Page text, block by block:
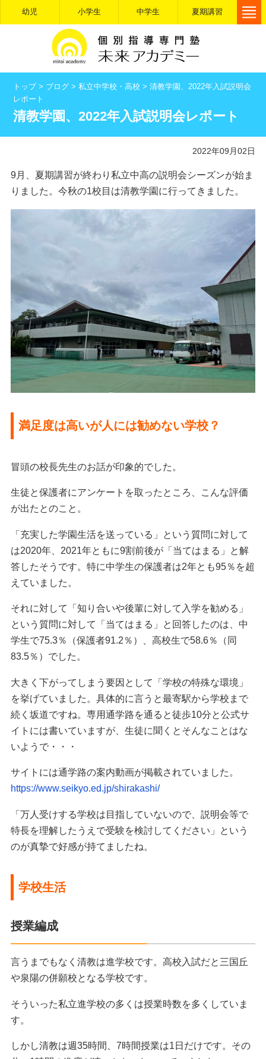
幼児 小学生 中学生 夏期講習
トップ> ブログ >私立中学校・高校 >清教学園、2022年入試説明会
レポート
清教学園、2022年入試説明会レポート
2022年09月02日
9月、夏期講習が終わり私立中高の説明会シーズンが始ま
りました。今秋の1校目は清教学園に行ってきました。
満足度は高いが人には勧めない学校？
冒頭の校長先生のお話が印象的でした。
生徒と保護者にアンケートを取ったところ、こんな評価
が出たとのこと。
「充実した学園生活を送っている」という質問に対して
は2020年、2021年ともに9割前後が「当てはまる」と解
答したそうです。特に中学生の保護者は2年とも95％を超
えていました。
それに対して「知り合いや後輩に対して入学を勧める」
という質問に対して「当てはまる」と回答したのは、中
学生で75.3％（保護者91.2％）、高校生で58.6％（同
83.5％）でした。
大きく下がってしまう要因として「学校の特殊な環境」
を挙げていました。具体的に言うと最寄駅から学校まで
続く坂道ですね。専用通学路を通ると徒歩10分と公式サ
イトには書いていますが、生徒に聞くとそんなことはな
いようで・・・
サイトには通学路の案内動画が掲載されていました。
https://www.seikyo.ed.jp/shirakashi/
「万人受けする学校は目指していないので、説明会等で
特長を理解したうえで受験を検討してください」という
のが真摯で好感が持てましたね。
学校生活
授業編成
言うまでもなく清教は進学校です。高校入試だと三国丘
や泉陽の併願校となる学校です。
そういった私立進学校の多くは授業時数を多くしていま
す。
しかし清教は週35時間、7時間授業は1日だけです。その